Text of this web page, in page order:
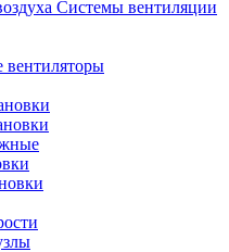
Системы вентиляции